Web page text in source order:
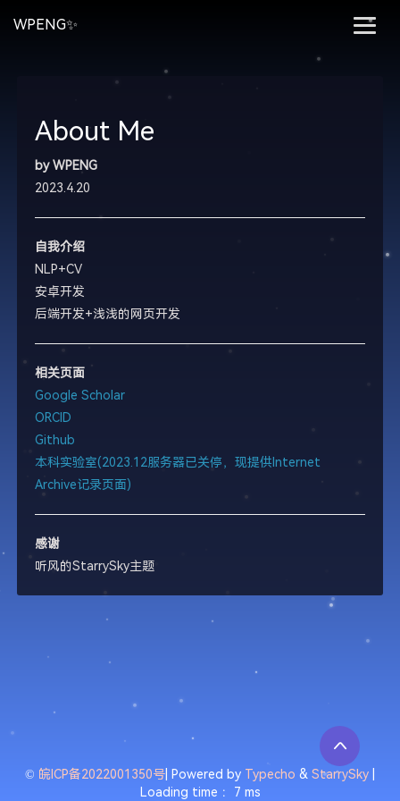
WPENG✨
About Me
by WPENG
2023.4.20
自我介绍
NLP+CV
安卓开发
后端开发+浅浅的网页开发
相关页面
Google Scholar
ORCID
Github
本科实验室(2023.12服务器已关停，现提供Internet
Archive记录页面)
感谢
听风的StarrySky主题
© 皖ICP备2022001350号 | Powered by Typecho & StarrySky
Loading time ：7 ms